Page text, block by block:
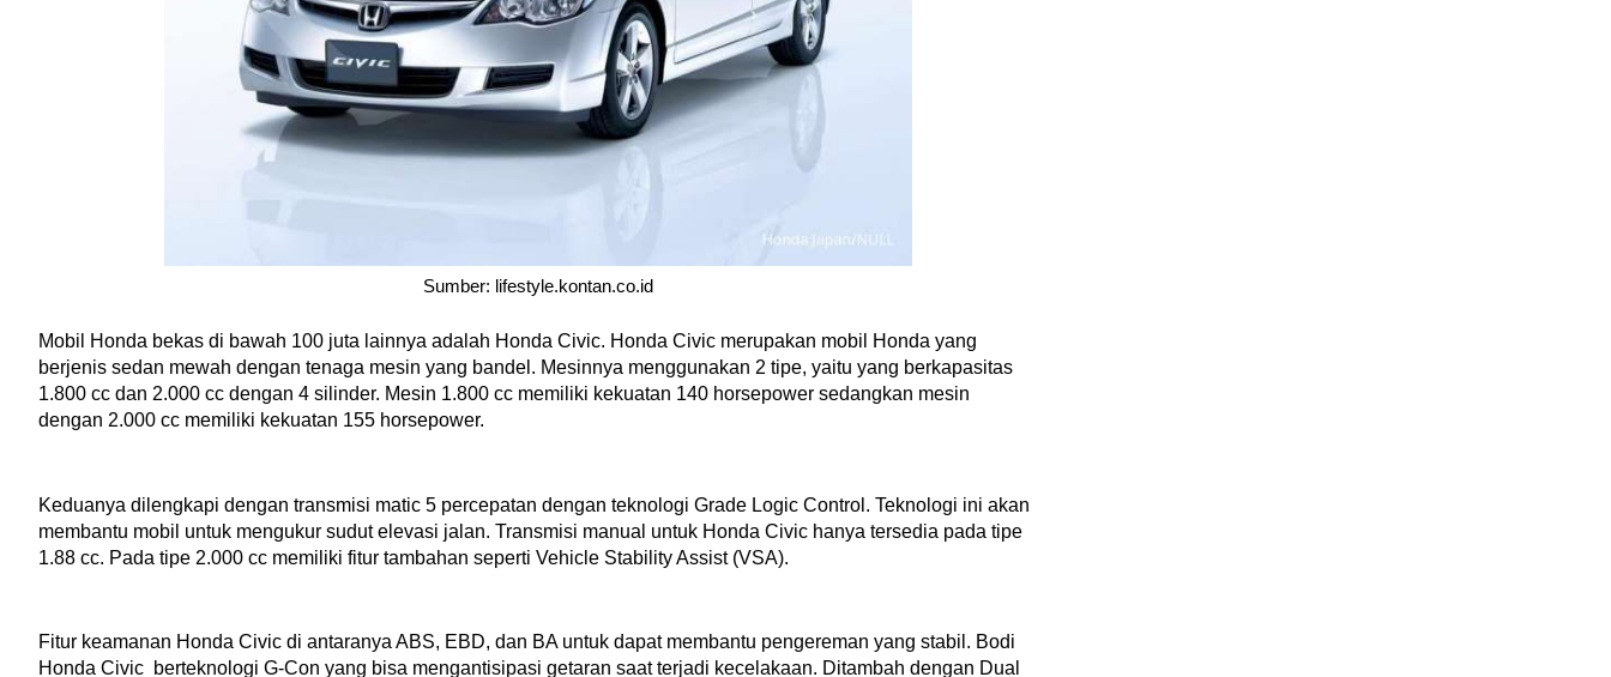
Sumber: lifestyle.kontan.co.id
Mobil Honda bekas di bawah 100 juta lainnya adalah Honda Civic. Honda Civic merupakan mobil Honda yang
berjenis sedan mewah dengan tenaga mesin yang bandel. Mesinnya menggunakan 2 tipe, yaitu yang berkapasitas
1.800 cc dan 2.000 cc dengan 4 silinder. Mesin 1.800 cc memiliki kekuatan 140 horsepower sedangkan mesin
dengan 2.000 cc memiliki kekuatan 155 horsepower.
Keduanya dilengkapi dengan transmisi matic 5 percepatan dengan teknologi Grade Logic Control. Teknologi ini akan
membantu mobil untuk mengukur sudut elevasi jalan. Transmisi manual untuk Honda Civic hanya tersedia pada tipe
1.88 cc. Pada tipe 2.000 cc memiliki fitur tambahan seperti Vehicle Stability Assist (VSA).
Fitur keamanan Honda Civic di antaranya ABS, EBD, dan BA untuk dapat membantu pengereman yang stabil. Bodi
Honda Civic  berteknologi G-Con yang bisa mengantisipasi getaran saat terjadi kecelakaan. Ditambah dengan Dual